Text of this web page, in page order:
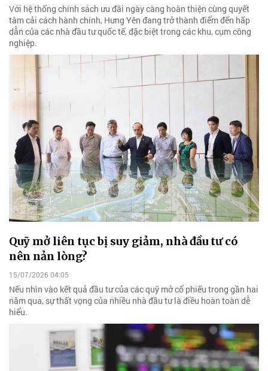
Với hệ thống chính sách ưu đãi ngày càng hoàn thiện cùng quyết
tâm cải cách hành chính, Hưng Yên đang trở thành điểm đến hấp
dẫn của các nhà đầu tư quốc tế, đặc biệt trong các khu, cụm công
nghiệp.
Quỹ mở liên tục bị suy giảm, nhà đầu tư có
nên nản lòng?
15/07/2026 04:05
Nếu nhìn vào kết quả đầu tư của các quỹ mở cổ phiếu trong gần hai
năm qua, sự thất vọng của nhiều nhà đầu tư là điều hoàn toàn dễ
hiểu.